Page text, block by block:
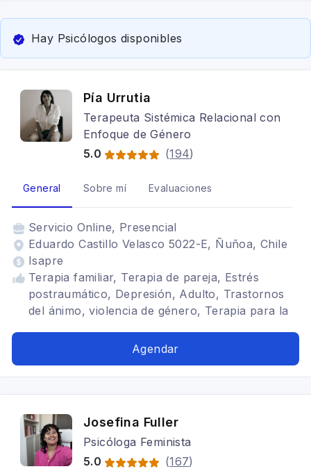
Hay Psicólogos disponibles
Pía Urrutia
Terapeuta Sistémica Relacional con
Enfoque de Género
5.0
(194)
General Sobre mí Evaluaciones
Servicio Online, Presencial
Eduardo Castillo Velasco 5022-E, Ñuñoa, Chile
Isapre
Terapia familiar, Terapia de pareja, Estrés
postraumático, Depresión, Adulto, Trastornos
del ánimo, violencia de género, Terapia para la
Agendar
Josefina Fuller
Psicóloga Feminista
5.0
(167)